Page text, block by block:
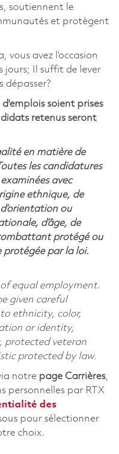
soutiennent le
et protègent
avez l’occasion
jours; Il suffit de lever
dépasser?
soient prises
retenus seront
en matière de
les candidatures
avec
ethnique, de
ou
d’âge, de
protégé ou
par la loi.
equal employment.
given careful
ethnicity, color,
or identity,
protected veteran
protected by law.
notre page Carrières,
personnelles par RTX
des
pour sélectionner
choix.